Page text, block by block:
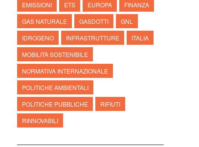
EMISSIONI
ETS EUROPA
FINANZA
GAS NATURALE
GASDOTTI
GNL
IDROGENO
INFRASTRUTTURE
ITALIA
MOBILITÀ SOSTENIBILE
NORMATIVA INTERNAZIONALE
POLITICHE AMBIENTALI
POLITICHE PUBBLICHE
RIFIUTI
RINNOVABILI